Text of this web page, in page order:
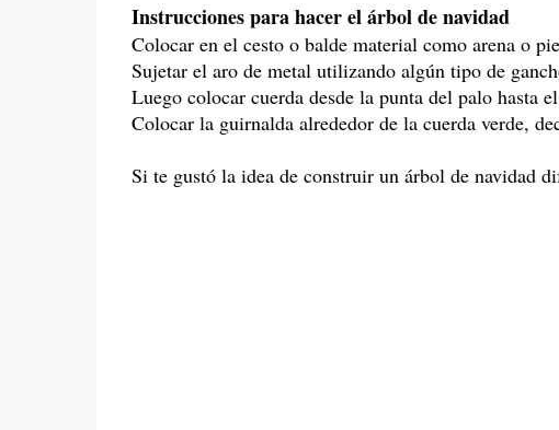
Instrucciones para hacer el árbol de navidad
Colocar en el cesto o balde material como arena o
Sujetar el aro de metal utilizando algún tipo de
Luego colocar cuerda desde la punta del palo hasta
Colocar la guirnalda alrededor de la cuerda verde,
Si te gustó la idea de construir un árbol de navidad